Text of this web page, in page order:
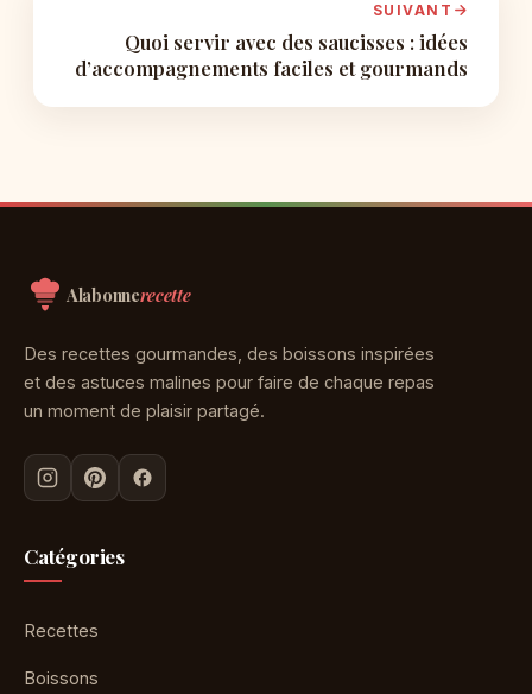
SUIVANT
Quoi servir avec des saucisses : idées
d’accompagnements faciles et gourmands
contenu
Alabonnerecette
Des recettes gourmandes, des boissons inspirées
et des astuces malines pour faire de chaque repas
un moment de plaisir partagé.
Catégories
Recettes
Boissons